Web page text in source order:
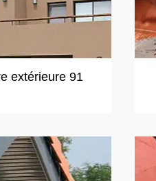
extérieure 91